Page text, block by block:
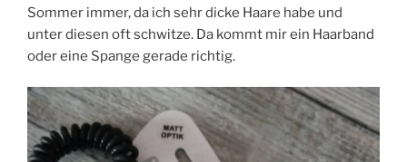
Sommer immer, da ich sehr dicke Haare habe und
unter diesen oft schwitze. Da kommt mir ein Haarband
oder eine Spange gerade richtig.